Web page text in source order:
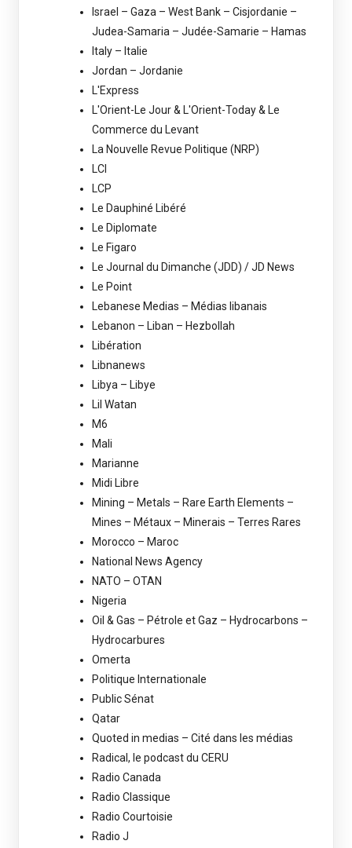
Israel – Gaza – West Bank – Cisjordanie –
Judea-Samaria – Judée-Samarie – Hamas
Italy – Italie
Jordan – Jordanie
L'Express
L'Orient-Le Jour & L'Orient-Today & Le
Commerce du Levant
La Nouvelle Revue Politique (NRP)
LCI
LCP
Le Dauphiné Libéré
Le Diplomate
Le Figaro
Le Journal du Dimanche (JDD) / JD News
Le Point
Lebanese Medias – Médias libanais
Lebanon – Liban – Hezbollah
Libération
Libnanews
Libya – Libye
Lil Watan
M6
Mali
Marianne
Midi Libre
Mining – Metals – Rare Earth Elements –
Mines – Métaux – Minerais – Terres Rares
Morocco – Maroc
National News Agency
NATO – OTAN
Nigeria
Oil & Gas – Pétrole et Gaz – Hydrocarbons –
Hydrocarbures
Omerta
Politique Internationale
Public Sénat
Qatar
Quoted in medias – Cité dans les médias
Radical, le podcast du CERU
Radio Canada
Radio Classique
Radio Courtoisie
Radio J